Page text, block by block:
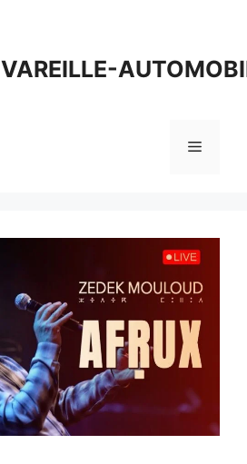
VAREILLE-
Menu